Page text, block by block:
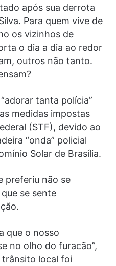
após sua derrota
Para quem vive de
os vizinhos de
o dia a dia ao redor
outros não tanto.
tanta polícia”
medidas impostas
(STF), devido ao
“onda” policial
Solar de Brasília.
preferiu não se
se sente
que o nosso
no olho do furacão”,
trânsito local foi